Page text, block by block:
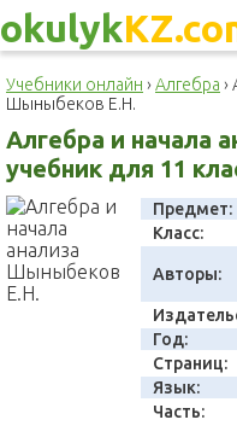
okulyk
Учебники онлайн ›Алгебра ›
Шыныбеков Е.Н.
Алгебра и начала
учебник для 11
Предмет:
Класс:
Авторы:
Год:
Страниц:
Язык:
Часть: